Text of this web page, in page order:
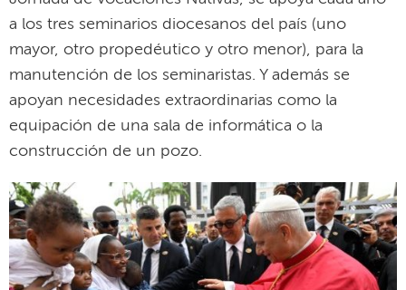
a los tres seminarios diocesanos del país (uno
mayor, otro propedéutico y otro menor), para la
manutención de los seminaristas. Y además se
apoyan necesidades extraordinarias como la
equipación de una sala de informática o la
construcción de un pozo.